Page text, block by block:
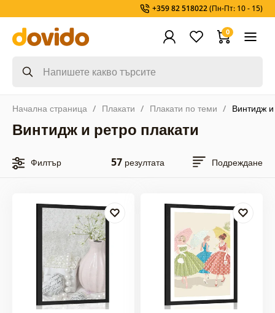
+359 82 518022(Пн-Пт: 10 - 15)
0
Начална страница Плакати Плакати по теми Винтидж
Винтидж и ретро плакати
Филтър 57резултата Подреждане